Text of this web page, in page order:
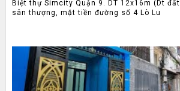
Biệt thự Simcity Quận 9. DT 12x16m (Dt
sân thượng, mặt tiền đường số 4 Lò Lu